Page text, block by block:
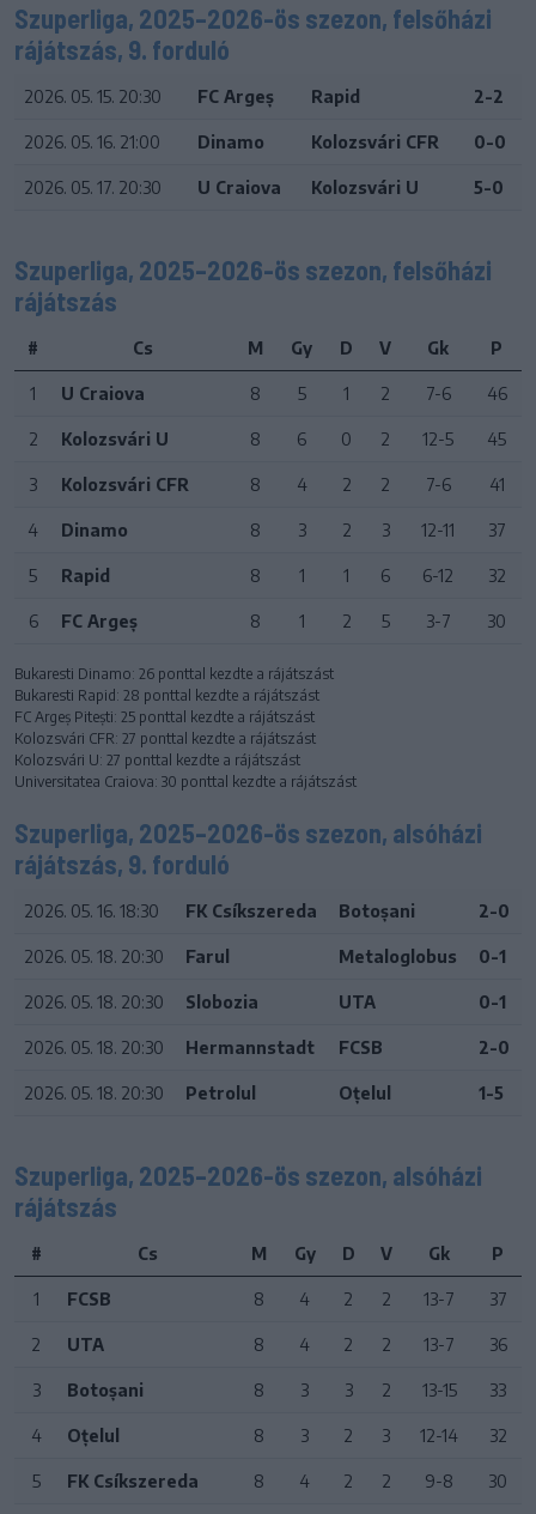
Szuperliga, 2025–2026-ös szezon, felsőházi
rájátszás, 9. forduló
2026. 05. 15. 20:30 FC Argeș Rapid 2-2
2026. 05. 16. 21:00 Dinamo Kolozsvári CFR 0-0
2026. 05. 17. 20:30 U Craiova Kolozsvári U 5-0
Szuperliga, 2025–2026-ös szezon, felsőházi
rájátszás
# Cs M Gy D V Gk P
1 U Craiova 8 5 1 2 7-6 46
2 Kolozsvári U 8 6 0 2 12-5 45
3 Kolozsvári CFR 8 4 2 2 7-6 41
4 Dinamo 8 3 2 3 12-11 37
5 Rapid 8 1 1 6 6-12 32
6 FC Argeș 8 1 2 5 3-7 30
Bukaresti Dinamo: 26 ponttal kezdte a rájátszást
Bukaresti Rapid: 28 ponttal kezdte a rájátszást
FC Argeș Pitești: 25 ponttal kezdte a rájátszást
Kolozsvári CFR: 27 ponttal kezdte a rájátszást
Kolozsvári U: 27 ponttal kezdte a rájátszást
Universitatea Craiova: 30 ponttal kezdte a rájátszást
Szuperliga, 2025–2026-ös szezon, alsóházi
rájátszás, 9. forduló
2026. 05. 16. 18:30 FK Csíkszereda Botoșani 2-0
2026. 05. 18. 20:30 Farul Metaloglobus 0-1
2026. 05. 18. 20:30 Slobozia UTA 0-1
2026. 05. 18. 20:30 Hermannstadt FCSB 2-0
2026. 05. 18. 20:30 Petrolul Oțelul 1-5
Szuperliga, 2025–2026-ös szezon, alsóházi
rájátszás
# Cs M Gy D V Gk P
1 FCSB 8 4 2 2 13-7 37
2 UTA 8 4 2 2 13-7 36
3 Botoșani 8 3 3 2 13-15 33
4 Oțelul 8 3 2 3 12-14 32
5 FK Csíkszereda 8 4 2 2 9-8 30